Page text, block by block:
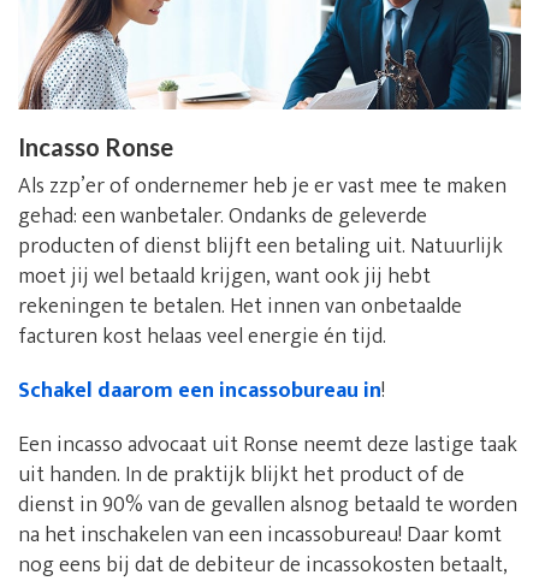
Incasso Ronse
Als zzp’er of ondernemer heb je er vast mee te maken
gehad: een wanbetaler. Ondanks de geleverde
producten of dienst blijft een betaling uit. Natuurlijk
moet jij wel betaald krijgen, want ook jij hebt
rekeningen te betalen. Het innen van onbetaalde
facturen kost helaas veel energie én tijd.
Schakel daarom een incassobureau in!
Een incasso advocaat uit Ronse neemt deze lastige taak
uit handen. In de praktijk blijkt het product of de
dienst in 90% van de gevallen alsnog betaald te worden
na het inschakelen van een incassobureau! Daar komt
nog eens bij dat de debiteur de incassokosten betaalt,